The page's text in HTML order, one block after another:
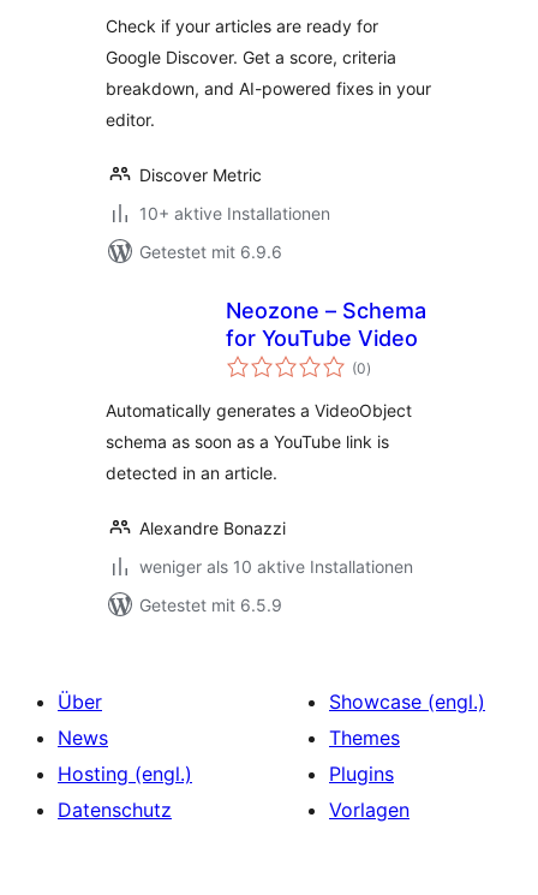
Check if your articles are ready for
Google Discover. Get a score, criteria
breakdown, and AI-powered fixes in your
editor.
Discover Metric
10+ aktive Installationen
Getestet mit 6.9.6
Neozone – Schema
for YouTube Video
(0Bewertungen
insgesamt
)
Automatically generates a VideoObject
schema as soon as a YouTube link is
detected in an article.
Alexandre Bonazzi
weniger als 10 aktive Installationen
Getestet mit 6.5.9
Über
News
Hosting (engl.)
Datenschutz
Showcase (engl.)
Themes
Plugins
Vorlagen